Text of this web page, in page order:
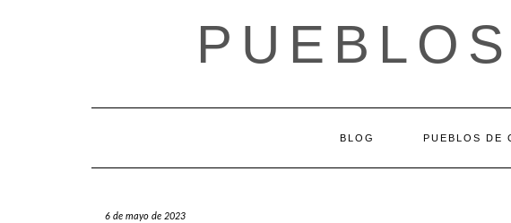
BLOG PUEBLOS DE
6 de mayo de 2023